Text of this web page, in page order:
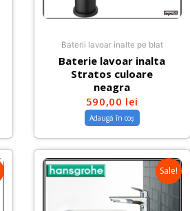
Baterii lavoar inalte pe blat
Baterie lavoar inalta
Stratos culoare
neagra
590,00 lei
Adaugă în coș
Sale!